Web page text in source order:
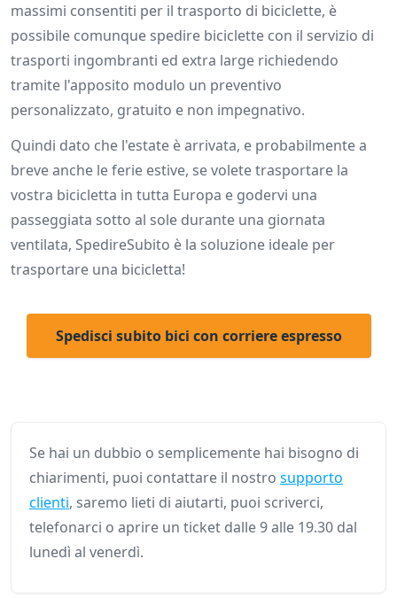
massimi consentiti per il trasporto di biciclette, è
possibile comunque spedire biciclette con il servizio di
trasporti ingombranti ed extra large richiedendo
tramite l'apposito modulo un preventivo
personalizzato, gratuito e non impegnativo.
Quindi dato che l'estate è arrivata, e probabilmente a
breve anche le ferie estive, se volete trasportare la
vostra bicicletta in tutta Europa e godervi una
passeggiata sotto al sole durante una giornata
ventilata, SpedireSubito è la soluzione ideale per
trasportare una bicicletta!
Spedisci subito bici con corriere espresso
Se hai un dubbio o semplicemente hai bisogno di
chiarimenti, puoi contattare il nostro supporto
clienti, saremo lieti di aiutarti, puoi scriverci,
telefonarci o aprire un ticket dalle 9 alle 19.30 dal
lunedì al venerdì.